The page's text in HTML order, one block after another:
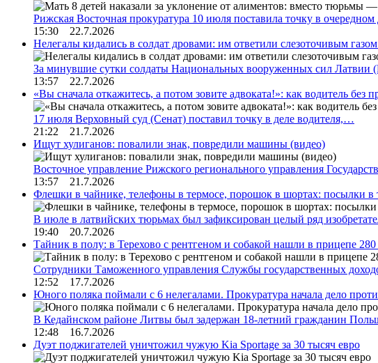
Рижская Восточная прокуратура 10 июля поставила точку в
15:30 22.7.2026
Нелегалы кидались в солдат дровами: им ответили слезоточивым
За минувшие сутки солдаты Национальных вооруженных сил
13:57 22.7.2026
«Вы сначала откажитесь, а потом зовите адвоката!»: как водитель без
17 июля Верховный суд (Сенат) поставил точку в деле водителя,…
21:22 21.7.2026
Ищут хулиганов: повалили знак, повредили машины (видео)
Восточное управление Рижского регионального управления
13:57 21.7.2026
Флешки в чайнике, телефоны в термосе, порошок в шортах: посылки в
В июле в латвийских тюрьмах был зафиксирован целый ряд
19:40 20.7.2026
Тайник в полу: в Терехово с рентгеном и собакой нашли в прицепе 280
Сотрудники Таможенного управления Службы государственных
12:52 17.7.2026
Юного поляка поймали с 6 нелегалами. Прокуратура начала дело
В Кедайнском районе Литвы был задержан 18-летний гражданин
12:48 16.7.2026
Дуэт поджигателей уничтожил чужую Kia Sportage за 30 тысяч евро